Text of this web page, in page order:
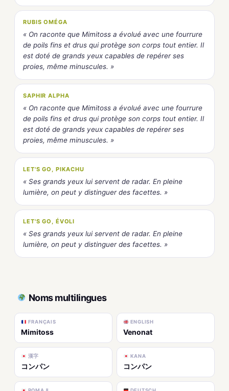
RUBIS OMÉGA
« On raconte que Mimitoss a évolué avec une fourrure
de poils fins et drus qui protège son corps tout entier. Il
est doté de grands yeux capables de repérer ses
proies, même minuscules. »
SAPHIR ALPHA
« On raconte que Mimitoss a évolué avec une fourrure
de poils fins et drus qui protège son corps tout entier. Il
est doté de grands yeux capables de repérer ses
proies, même minuscules. »
LET'S GO, PIKACHU
« Ses grands yeux lui servent de radar. En pleine
lumière, on peut y distinguer des facettes. »
LET'S GO, ÉVOLI
« Ses grands yeux lui servent de radar. En pleine
lumière, on peut y distinguer des facettes. »
Noms multilingues
FRANÇAIS
Mimitoss
ENGLISH
Venonat
漢字
コンパン
KANA
コンパン